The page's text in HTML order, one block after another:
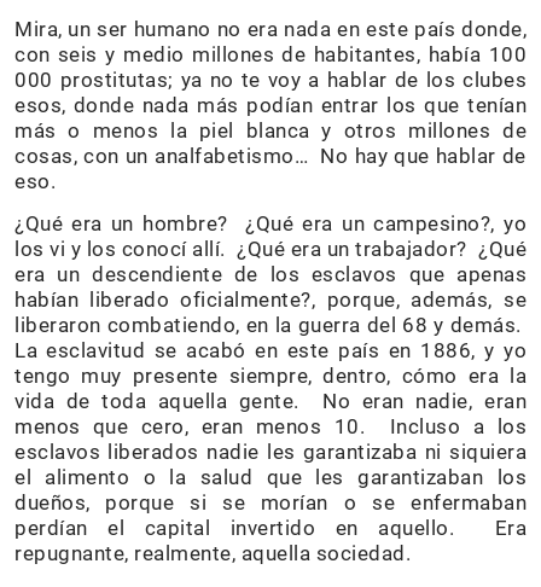
Mira, un ser humano no era nada en este país donde,
con seis y medio millones de habitantes, había 100
000 prostitutas; ya no te voy a hablar de los clubes
esos, donde nada más podían entrar los que tenían
más o menos la piel blanca y otros millones de
cosas, con un analfabetismo… No hay que hablar de
eso.
¿Qué era un hombre? ¿Qué era un campesino?, yo
los vi y los conocí allí. ¿Qué era un trabajador? ¿Qué
era un descendiente de los esclavos que apenas
habían liberado oficialmente?, porque, además, se
liberaron combatiendo, en la guerra del 68 y demás.
La esclavitud se acabó en este país en 1886, y yo
tengo muy presente siempre, dentro, cómo era la
vida de toda aquella gente. No eran nadie, eran
menos que cero, eran menos 10. Incluso a los
esclavos liberados nadie les garantizaba ni siquiera
el alimento o la salud que les garantizaban los
dueños, porque si se morían o se enfermaban
perdían el capital invertido en aquello. Era
repugnante, realmente, aquella sociedad.